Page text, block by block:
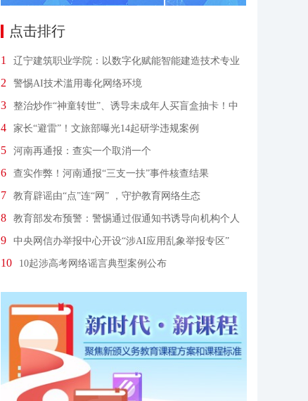
点击排行
1
辽宁建筑职业学院：以数字化赋能智能建造技术专业
省级教学资源库建设
2 警惕AI技术滥用毒化网络环境
3
整治炒作“神童转世”、诱导未成年人买盲盒抽卡！中
央网信办出手
4 家长“避雷”！文旅部曝光14起研学违规案例
5 河南再通报：查实一个取消一个
6 查实作弊！河南通报“三支一扶”事件核查结果
7 教育辟谣由“点”连“网” ，守护教育网络生态
8
教育部发布预警：警惕通过假通知书诱导向机构个人
转账
9 中央网信办举报中心开设“涉AI应用乱象举报专区”
10 10起涉高考网络谣言典型案例公布